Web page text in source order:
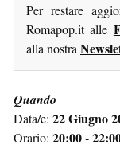
Per restare
Romapop.it alle
alla nostra
Quando
Data/e: 22 Giugno
Orario: 20:00 -